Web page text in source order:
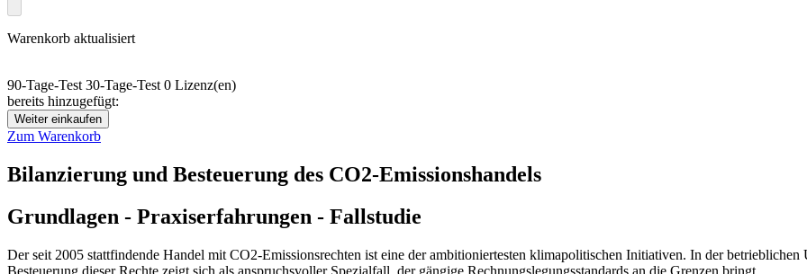
Warenkorb aktualisiert
90-Tage-Test 30-Tage-Test 0 Lizenz(en)
bereits hinzugefügt:
Weiter einkaufen
Zum Warenkorb
Bilanzierung und Besteuerung des CO2-Emissionshandels
Grundlagen - Praxiserfahrungen - Fallstudie
Der seit 2005 stattfindende Handel mit CO2-Emissionsrechten ist eine der ambitioniertesten klimapolitischen Initiativen. In der
Besteuerung dieser Rechte zeigt sich als anspruchsvoller Spezialfall, der gängige Rechnungslegungsstandards an die Grenzen bringt.